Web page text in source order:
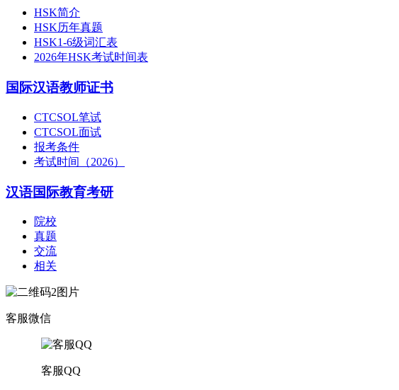
HSK简介
HSK历年真题
HSK1-6级词汇表
2026年HSK考试时间表
国际汉语教师证书
CTCSOL笔试
CTCSOL面试
报考条件
考试时间（2026）
汉语国际教育考研
院校
真题
交流
相关
客服微信
客服QQ